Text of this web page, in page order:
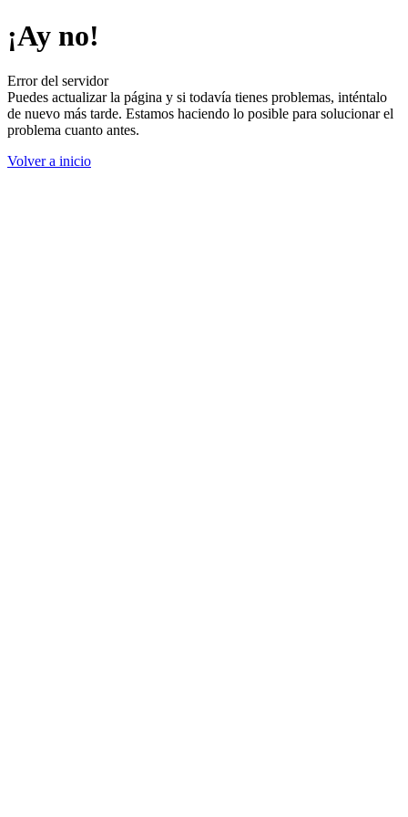
¡Ay no!
Error del servidor
Puedes actualizar la página y si todavía tienes problemas, inténtalo
de nuevo más tarde. Estamos haciendo lo posible para solucionar el
problema cuanto antes.
Volver a inicio